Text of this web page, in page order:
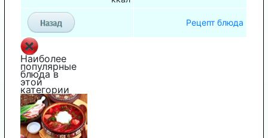
Рецепт блюда
Наиболее
популярные
блюда в
этой
категории